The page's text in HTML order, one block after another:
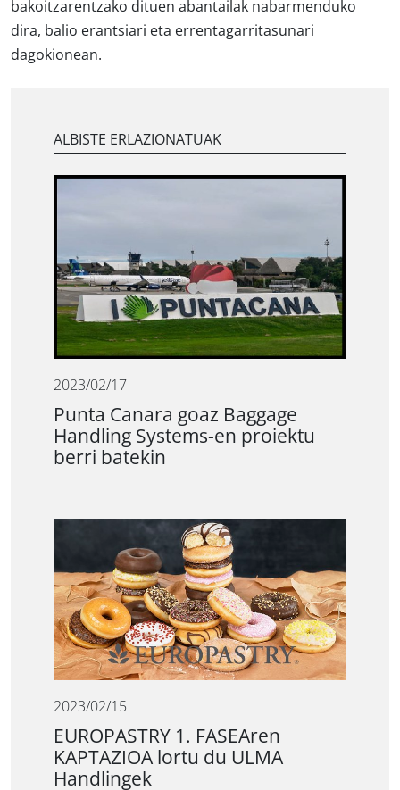
bakoitzarentzako dituen abantailak nabarmenduko
dira, balio erantsiari eta errentagarritasunari
dagokionean.
ALBISTE ERLAZIONATUAK
2023/02/17
Punta Canara goaz Baggage
Handling Systems-en proiektu
berri batekin
2023/02/15
EUROPASTRY 1. FASEAren
KAPTAZIOA lortu du ULMA
Handlingek